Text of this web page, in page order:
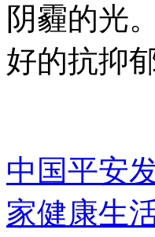
阴霾的光
好的抗抑
中国平安
家健康生